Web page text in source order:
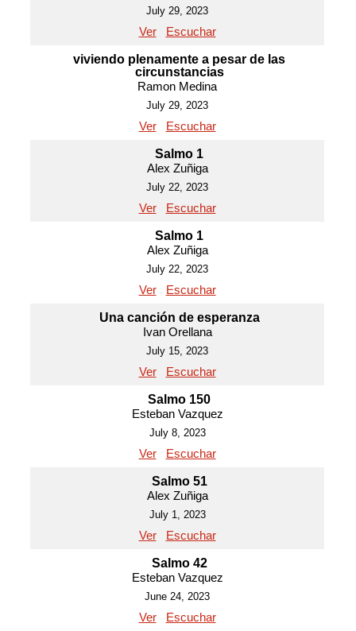
July 29, 2023
Ver Escuchar
viviendo plenamente a pesar de las
circunstancias
Ramon Medina
July 29, 2023
Ver Escuchar
Salmo 1
Alex Zuñiga
July 22, 2023
Ver Escuchar
Salmo 1
Alex Zuñiga
July 22, 2023
Ver Escuchar
Una canción de esperanza
Ivan Orellana
July 15, 2023
Ver Escuchar
Salmo 150
Esteban Vazquez
July 8, 2023
Ver Escuchar
Salmo 51
Alex Zuñiga
July 1, 2023
Ver Escuchar
Salmo 42
Esteban Vazquez
June 24, 2023
Ver Escuchar